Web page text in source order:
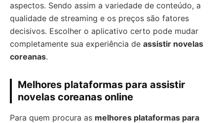
aspectos. Sendo assim a variedade de conteúdo, a
qualidade de streaming e os preços são fatores
decisivos. Escolher o aplicativo certo pode mudar
completamente sua experiência de assistir novelas
coreanas.
Melhores plataformas para assistir
novelas coreanas online
Para quem procura as melhores plataformas para